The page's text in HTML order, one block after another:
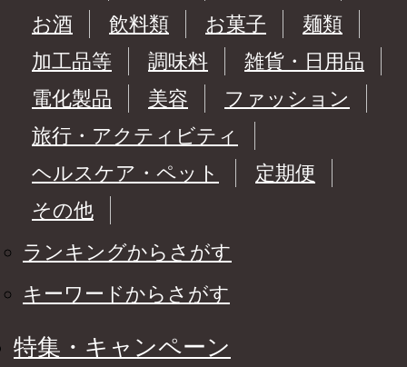
お酒
飲料類 お菓子
麺類
加工品等
調味料
雑貨・日用品
電化製品
美容
ファッション
旅行・アクティビティ
ヘルスケア・ペット
定期便
その他
ランキングからさがす
キーワードからさがす
特集・キャンペーン